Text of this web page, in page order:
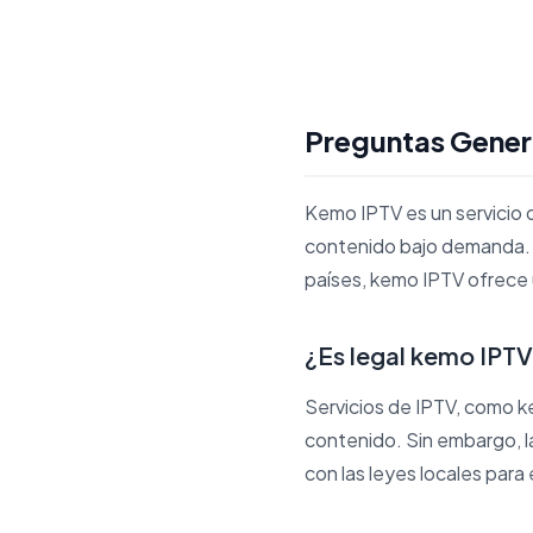
Preguntas
Kemo IPTV es un
contenido bajo
países, kemo IPTV
¿Es legal kemo
Servicios de IPTV, como
contenido. Sin embargo,
con las leyes locales